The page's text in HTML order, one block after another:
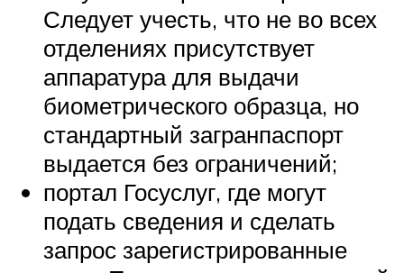
Следует учесть, что не во всех
отделениях присутствует
аппаратура для выдачи
биометрического образца, но
стандартный загранпаспорт
выдается без ограничений;
портал Госуслуг, где могут
подать сведения и сделать
запрос зарегистрированные